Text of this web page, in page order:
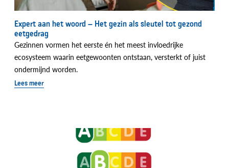
Expert aan het woord – Het gezin als sleutel tot gezond
eetgedrag
Gezinnen vormen het eerste én het meest invloedrijke
ecosysteem waarin eetgewoonten ontstaan, versterkt of juist
ondermijnd worden.
Lees meer